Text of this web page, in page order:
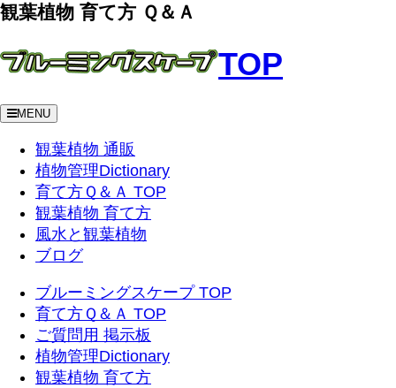
観葉植物 育て方 Ｑ＆Ａ
TOP
MENU
観葉植物 通販
植物管理Dictionary
育て方Ｑ＆Ａ TOP
観葉植物 育て方
風水と観葉植物
ブログ
ブルーミングスケープ TOP
育て方Ｑ＆Ａ TOP
ご質問用 掲示板
植物管理Dictionary
観葉植物 育て方